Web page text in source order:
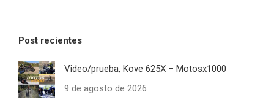
Post recientes
Video/prueba, Kove 625X – Motosx1000
9 de agosto de 2026